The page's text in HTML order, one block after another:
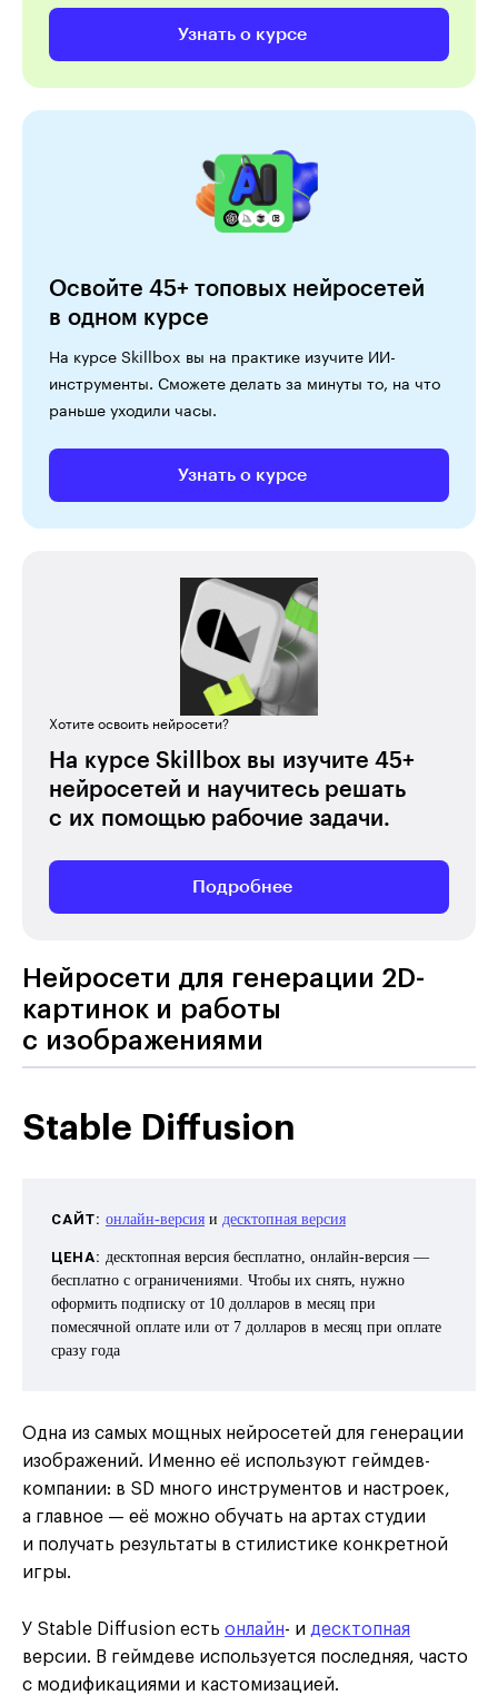
Узнать о курсе
Освойте 45+ топовых нейросетей
в одном курсе
На курсе Skillbox вы на практике изучите ИИ-
инструменты. Сможете делать за минуты то, на что
раньше уходили часы.
Узнать о курсе
Хотите освоить нейросети?
На курсе Skillbox вы изучите 45+
нейросетей и научитесь решать
с их помощью рабочие задачи.
Подробнее
Нейросети для генерации 2D-
картинок и работы
с изображениями
Stable Diffusion
САЙТ: онлайн-версия и десктопная версия
ЦЕНА: десктопная версия бесплатно, онлайн-версия —
бесплатно с ограничениями. Чтобы их снять, нужно
оформить подписку от 10 долларов в месяц при
помесячной оплате или от 7 долларов в месяц при оплате
сразу года
Одна из самых мощных нейросетей для генерации
изображений. Именно её используют геймдев-
компании: в SD много инструментов и настроек,
а главное — её можно обучать на артах студии
и получать результаты в стилистике конкретной
игры.
У Stable Diffusion есть онлайн- и десктопная
версии. В геймдеве используется последняя, часто
с модификациями и кастомизацией.